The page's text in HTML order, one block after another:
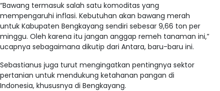
“Bawang termasuk salah satu komoditas yang
mempengaruhi inflasi. Kebutuhan akan bawang merah
untuk Kabupaten Bengkayang sendiri sebesar 9,66 ton per
minggu. Oleh karena itu jangan anggap remeh tanaman ini,”
ucapnya sebagaimana dikutip dari Antara, baru-baru ini.
Sebastianus juga turut mengingatkan pentingnya sektor
pertanian untuk mendukung ketahanan pangan di
Indonesia, khususnya di Bengkayang.